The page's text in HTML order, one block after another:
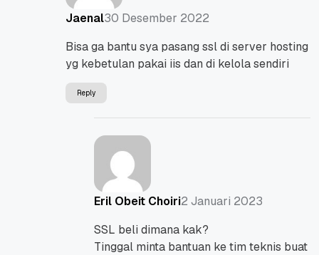
Jaenal30 Desember 2022
Bisa ga bantu sya pasang ssl di server hosting
yg kebetulan pakai iis dan di kelola sendiri
Reply
Eril Obeit Choiri2 Januari 2023
SSL beli dimana kak?
Tinggal minta bantuan ke tim teknis buat